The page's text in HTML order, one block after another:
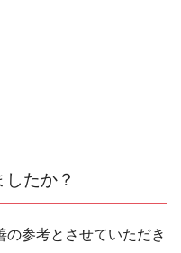
たか？
参考とさせていただき